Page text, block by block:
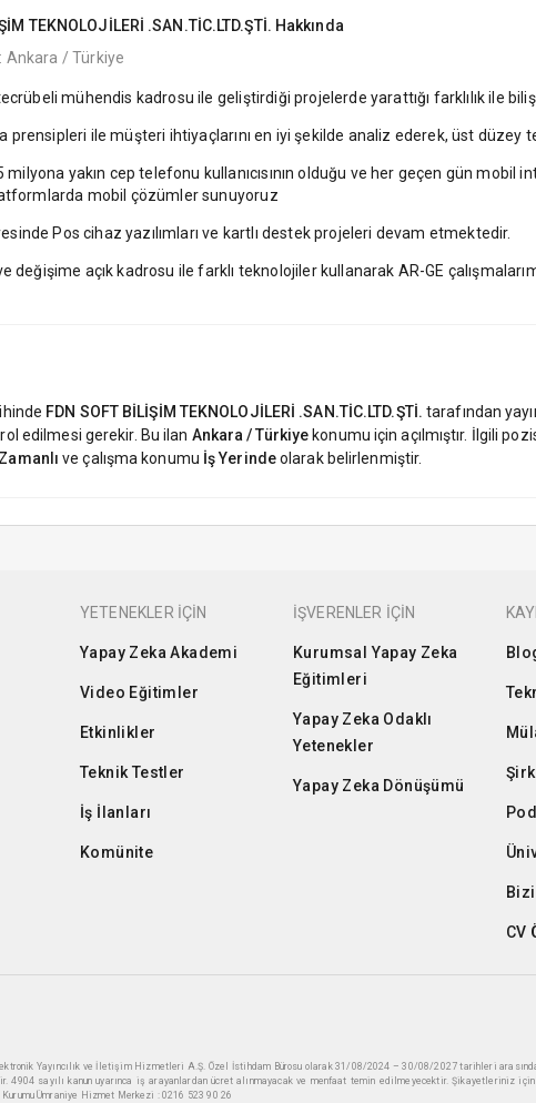
TEKNOLOJİLERİ .SAN.TİC.LTD.ŞTİ. Hakkında
Ankara / Türkiye
mühendis kadrosu ile geliştirdiği projelerde yarattığı farklılık ile
prensipleri ile müşteri ihtiyaçlarını en iyi şekilde analiz ederek, üst
yakın cep telefonu kullanıcısının olduğu ve her geçen gün mobil
mobil çözümler sunuyoruz
Pos cihaz yazılımları ve kartlı destek projeleri devam etmektedir.
değişime açık kadrosu ile farklı teknolojiler kullanarak AR-GE
FDN SOFT BİLİŞİM TEKNOLOJİLERİ .SAN.TİC.LTD.ŞTİ. tarafından
edilmesi gerekir. Bu ilan Ankara / Türkiye konumu için açılmıştır. İlgili
ve çalışma konumu İş Yerindeolarak belirlenmiştir.
YETENEKLER İÇİN
Yapay Zeka Akademi
Video Eğitimler
Etkinlikler
Teknik Testler
İş İlanları
Komünite
İŞVERENLER İÇİN
Kurumsal Yapay Zeka
Eğitimleri
Yapay Zeka Odaklı
Yetenekler
Yapay Zeka Dönüşümü
CV
Yayıncılık ve İletişim Hizmetleri A.Ş. Özel İstihdam Bürosu olarak 31/08/2024 – 30/08/2027 tarihleri
4904 sayılı kanun uyarınca iş arayanlardan ücret alınmayacak ve menfaat temin edilmeyecektir. Şikayetleriniz
Kurumu Ümraniye Hizmet Merkezi : 0216 523 90 26